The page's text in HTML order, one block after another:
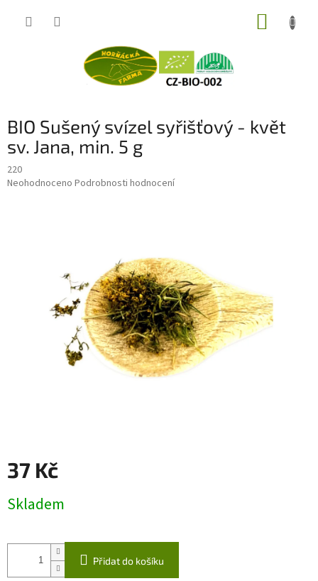
BIO Sušený svízel syřišťový - květ
sv. Jana, min. 5 g
220
Průměrné
Neohodnoceno Podrobnosti hodnocení
37 Kč
cena:
Skladem
Přidat do košíku